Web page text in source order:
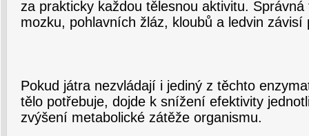
za prakticky každou tělesnou aktivitu.
mozku, pohlavních žláz, kloubů a ledvin závisí
Pokud játra nezvládají i jediný z těchto
tělo potřebuje, dojde k snížení efektivity
zvýšení metabolické zátěže organismu.